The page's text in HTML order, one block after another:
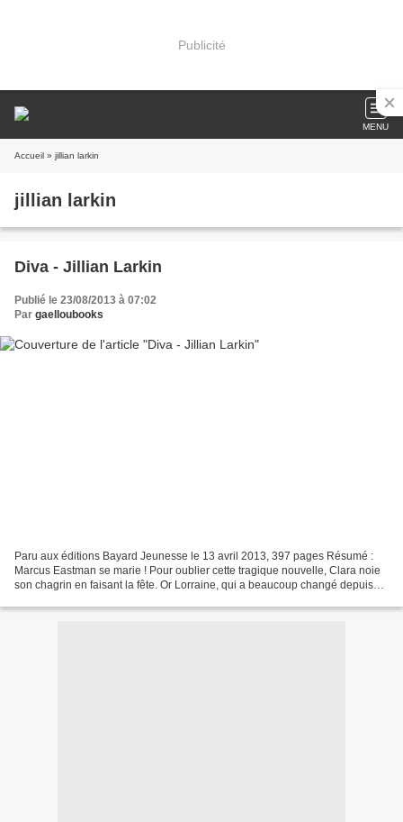
Publicité
MENU
Accueil » jillian larkin
jillian larkin
Diva - Jillian Larkin
Publié le 23/08/2013 à 07:02
Par gaelloubooks
Paru aux éditions Bayard Jeunesse le 13 avril 2013, 397 pages Résumé :
Marcus Eastman se marie ! Pour oublier cette tragique nouvelle, Clara noie
son chagrin en faisant la fête. Or Lorraine, qui a beaucoup changé depuis